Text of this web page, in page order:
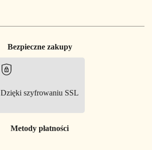
Bezpieczne zakupy
Dzięki szyfrowaniu SSL
Metody płatności